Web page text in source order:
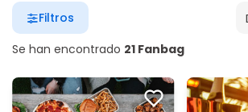
Se han encontrado 21 Fanbag
Filtros